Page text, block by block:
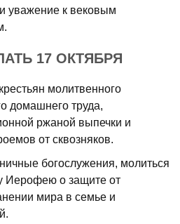
уважение к вековым
17 ОКТЯБРЯ
молитвенного
домашнего труда,
ржаной выпечки и
от сквозняков.
богослужения, молиться
Иерофею о защите от
мира в семье и